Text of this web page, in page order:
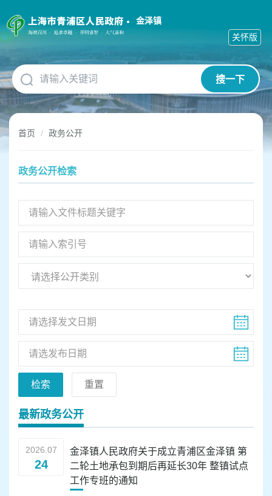
障
碍
作
说
明
跳
到
网
金泽镇
搜一下
关怀版
首页 政务公开
政务公开检索
检索 重置
最新政务公开
2026.07
24
金泽镇人民政府关于成立青浦区金泽镇 第
二轮土地承包到期后再延长30年 整镇试点
工作专班的通知